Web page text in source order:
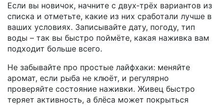
Если вы новичок, начните с двух‑трёх вариантов из
списка и отметьте, какие из них сработали лучше в
ваших условиях. Записывайте дату, погоду, тип
воды – так вы быстро поймёте, какая наживка вам
подходит больше всего.
Не забывайте про простые лайфхаки: меняйте
аромат, если рыба не клюёт, и регулярно
проверяйте состояние наживки. Живец быстро
теряет активность, а блёса может покрыться